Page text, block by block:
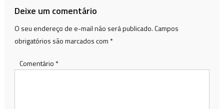
Deixe um comentário
O seu endereço de e-mail não será publicado.Campos
obrigatórios são marcados com *
Comentário *